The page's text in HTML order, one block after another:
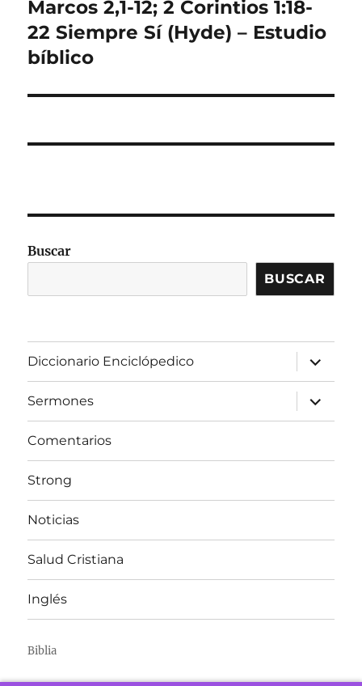
Entrada
siguiente:
Marcos 2,1-12; 2 Corintios 1:18-
22 Siempre Sí (Hyde) – Estudio
bíblico
Buscar
BUSCAR
Diccionario Enciclópedico
expandir
el
menú
inferior
Sermones
expandir
el
menú
Comentarios
Strong
Noticias
Salud Cristiana
Inglés
Biblia